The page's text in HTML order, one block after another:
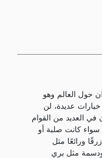
حول العالم وهو
عديدة، لن
في العديد من القوام
سواء كانت صلبة أو
ورائعًا مثل
ودسمة مثل بري